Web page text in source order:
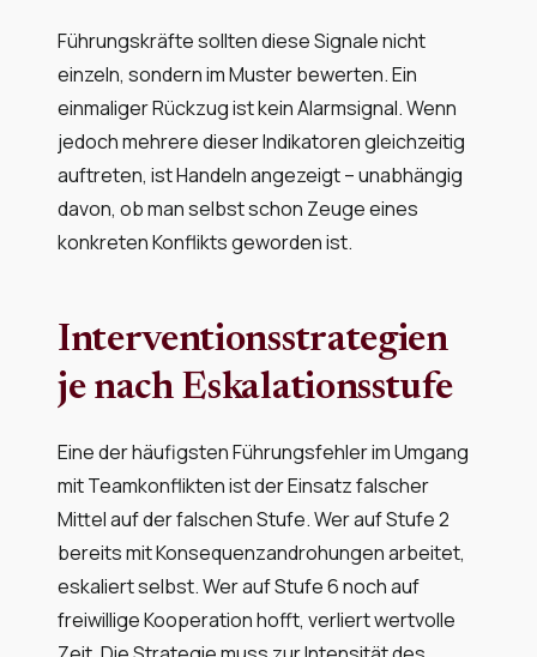
Führungskräfte sollten diese Signale nicht
einzeln, sondern im Muster bewerten. Ein
einmaliger Rückzug ist kein Alarmsignal. Wenn
jedoch mehrere dieser Indikatoren gleichzeitig
auftreten, ist Handeln angezeigt – unabhängig
davon, ob man selbst schon Zeuge eines
konkreten Konflikts geworden ist.
Interventionsstrategien
je nach Eskalationsstufe
Eine der häufigsten Führungsfehler im Umgang
mit Teamkonflikten ist der Einsatz falscher
Mittel auf der falschen Stufe. Wer auf Stufe 2
bereits mit Konsequenzandrohungen arbeitet,
eskaliert selbst. Wer auf Stufe 6 noch auf
freiwillige Kooperation hofft, verliert wertvolle